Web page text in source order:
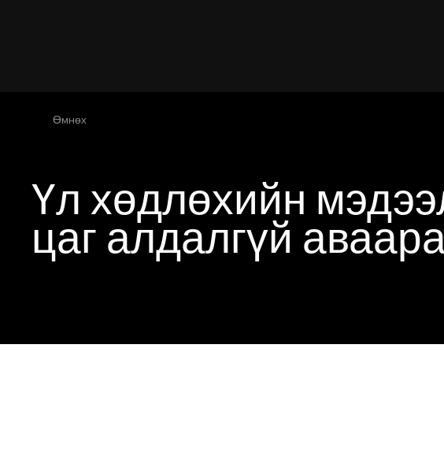
Өмнөх
Үл хөдлөхийн
цаг алдалгүй